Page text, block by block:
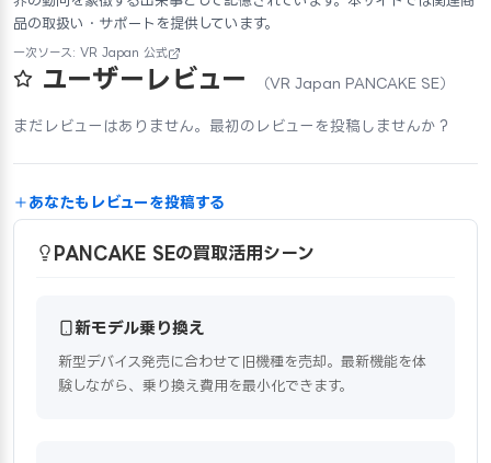
品の取扱い・サポートを提供しています。
一次ソース: VR Japan 公式
ユーザーレビュー （VR Japan PANCAKE SE）
まだレビューはありません。最初のレビューを投稿しませんか？
あなたもレビューを投稿する
PANCAKE SEの買取活用シーン
新モデル乗り換え
新型デバイス発売に合わせて旧機種を売却。最新機能を体
験しながら、乗り換え費用を最小化できます。